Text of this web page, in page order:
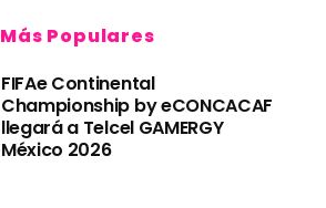
Más Populares
FIFAe Continental
Championship by eCONCACAF
llegará a Telcel GAMERGY
México 2026